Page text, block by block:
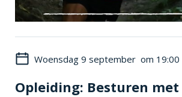
Woensdag 9 september om 19:00
Opleiding: Besturen